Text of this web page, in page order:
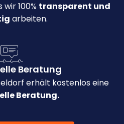
wir 100% transparent und
arbeiten.
Beratung
erhält kostenlos eine
Beratung.